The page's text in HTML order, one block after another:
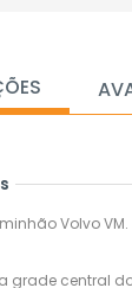
Volvo VM.
grade central